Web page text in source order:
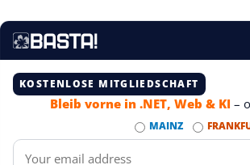
KOSTENLOSE MITGLIEDSCHAFT
Bleib vorne in .NET, Web & KI –
MAINZ